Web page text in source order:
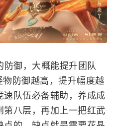
御，大概能提升团队
防御越高，提升幅度越
速队伍必备辅助，养成成
第八层，再加上一把红武